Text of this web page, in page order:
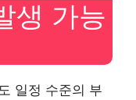
생 가능
일정 수준의 부